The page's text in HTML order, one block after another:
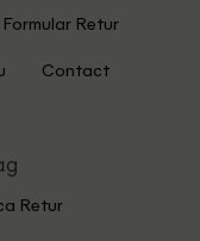
Formular Retur
Contact
Retur